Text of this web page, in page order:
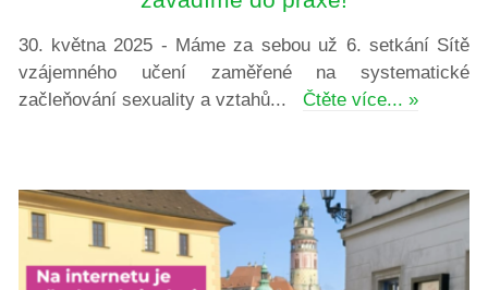
30. května 2025 - Máme za sebou už 6. setkání Sítě
vzájemného učení zaměřené na systematické
začleňování sexuality a vztahů... Čtěte více... »